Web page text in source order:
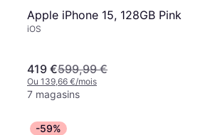
Apple iPhone 15, 128GB Pink
iOS
419 €599,99 €
Ou 139,66 €/mois
7 magasins
-59%